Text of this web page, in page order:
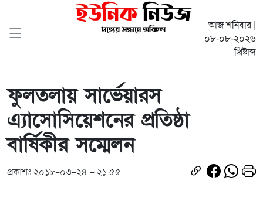
আজ শনিবার |
০৮-০৮-২০২৬
খ্রিষ্টাব্দ
ফুলতলায় সার্ভেয়ারস
এ্যাসোসিয়েশনের প্রতিষ্ঠা
বার্ষিকীর সম্মেলন
প্রকাশঃ ২০১৮-০৩-২৪ - ২১:৫৫